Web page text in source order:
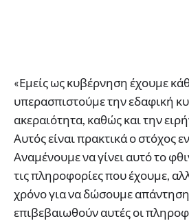
«Εμείς ως κυβέρνηση έχουμε
υπερασπιστούμε την εδαφική
ακεραιότητα, καθώς και την
Αυτός είναι πρακτικά ο στόχος
Αναμένουμε να γίνει αυτό το
τις πληροφορίες που έχουμε,
χρόνο για να δώσουμε απάντηση
επιβεβαιωθούν αυτές οι